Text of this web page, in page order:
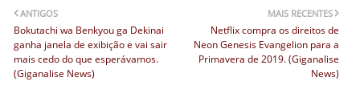
MAIS RECENTES
Netflix compra os direitos de
Neon Genesis Evangelion para a
Primavera de 2019. (Giganalise
News)
ANTIGOS
Bokutachi wa Benkyou ga Dekinai
ganha janela de exibição e vai sair
mais cedo do que esperávamos.
(Giganalise News)